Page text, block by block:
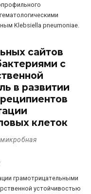
Klebsiella pneumoniae.
сайтов
с
в развитии
клеток
грамотрицательными
устойчивостью